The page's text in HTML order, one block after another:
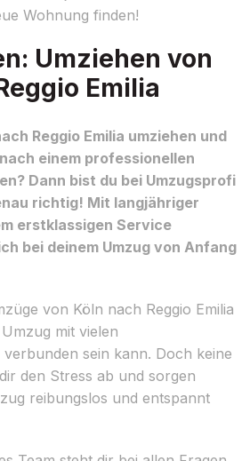
Wohnung finden!
Umziehen von
Emilia
Reggio Emilia umziehen und
einem professionellen
Dann bist du bei Umzugsprofi
richtig! Mit langjähriger
erstklassigen Service
bei deinem Umzug von Anfang
von Köln nach Reggio Emilia
mit vielen
sein kann. Doch keine
den Stress ab und sorgen
reibungslos und entspannt